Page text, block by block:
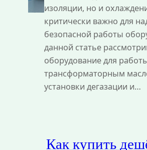
изоляции, но и
критически важно для
безопасной работы
данной статье
оборудование для
трансформаторным
установки дегазации и…
Как купить